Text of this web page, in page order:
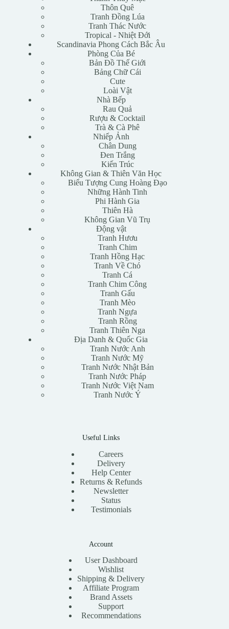
Thôn Quê
Tranh Đồng Lúa
Tranh Thác Nước
Tropical - Nhiệt Đới
Scandinavia Phong Cách Bắc Âu
Phòng Của Bé
Bản Đồ Thế Giới
Bảng Chữ Cái
Cute
Loài Vật
Nhà Bếp
Rau Quả
Rượu & Cocktail
Trà & Cà Phê
Nhiếp Ảnh
Chân Dung
Đen Trắng
Kiến Trúc
Không Gian & Thiên Văn Học
Biểu Tượng Cung Hoàng Đạo
Những Hành Tinh
Phi Hành Gia
Thiên Hà
Không Gian Vũ Trụ
Động vật
Tranh Hươu
Tranh Chim
Tranh Hồng Hạc
Tranh Về Chó
Tranh Cá
Tranh Chim Công
Tranh Gấu
Tranh Mèo
Tranh Ngựa
Tranh Rồng
Tranh Thiên Nga
Địa Danh & Quốc Gia
Tranh Nước Anh
Tranh Nước Mỹ
Tranh Nước Nhật Bản
Tranh Nước Pháp
Tranh Nước Việt Nam
Tranh Nước Ý
Useful Links
Careers
Delivery
Help Center
Returns & Refunds
Newsletter
Status
Testimonials
Account
User Dashboard
Wishlist
Shipping & Delivery
Affiliate Program
Brand Assets
Support
Recommendations